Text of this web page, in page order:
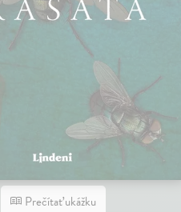
Prečítať ukážku